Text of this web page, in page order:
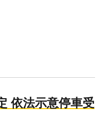
依法示意停車受